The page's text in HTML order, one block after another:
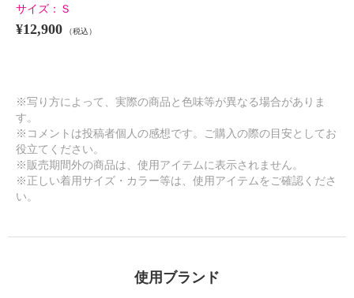
サイズ： Ｓ
¥12,900 （税込）
※写り方によって、実際の商品と色味等が異なる場合がありま
す。
※コメントは投稿者個人の感想です。ご購入の際の目安としてお
役立てください。
※販売期間外の商品は、使用アイテムに表示されません。
※正しい着用サイズ・カラー等は、使用アイテムをご確認くださ
い。
使用ブランド